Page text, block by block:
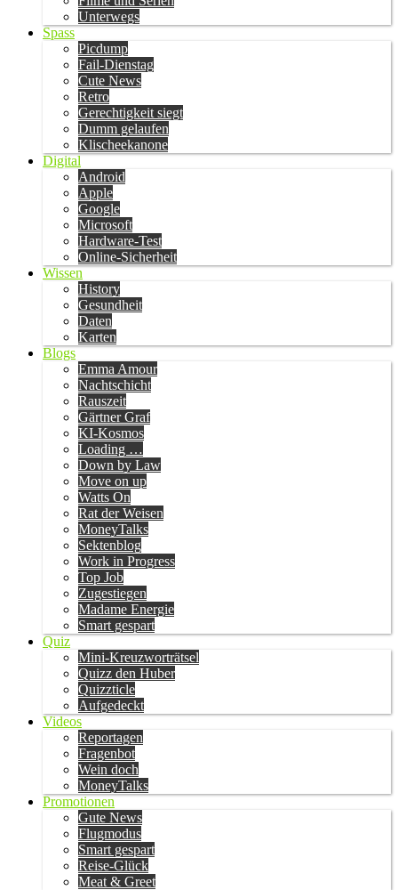
Unterwegs
Spass
Picdump
Fail-Dienstag
Cute News
Retro
Gerechtigkeit siegt
Dumm gelaufen
Klischeekanone
Digital
Android
Apple
Google
Microsoft
Hardware-Test
Online-Sicherheit
Wissen
History
Gesundheit
Daten
Karten
Blogs
Emma Amour
Nachtschicht
Rauszeit
Gärtner Graf
KI-Kosmos
Loading …
Down by Law
Move on up
Watts On
Rat der Weisen
MoneyTalks
Sektenblog
Work in Progress
Top Job
Zugestiegen
Madame Energie
Smart gespart
Quiz
Mini-Kreuzworträtsel
Quizz den Huber
Quizzticle
Aufgedeckt
Videos
Reportagen
Fragenbot
Wein doch
MoneyTalks
Promotionen
Gute News
Flugmodus
Smart gespart
Reise-Glück
Meat & Greet